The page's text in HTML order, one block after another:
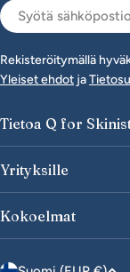
Sähköposti
Rekisteröitymällä
Yleiset ehdot ja
Tietoa Q for
Yrityksille
Kokoelmat